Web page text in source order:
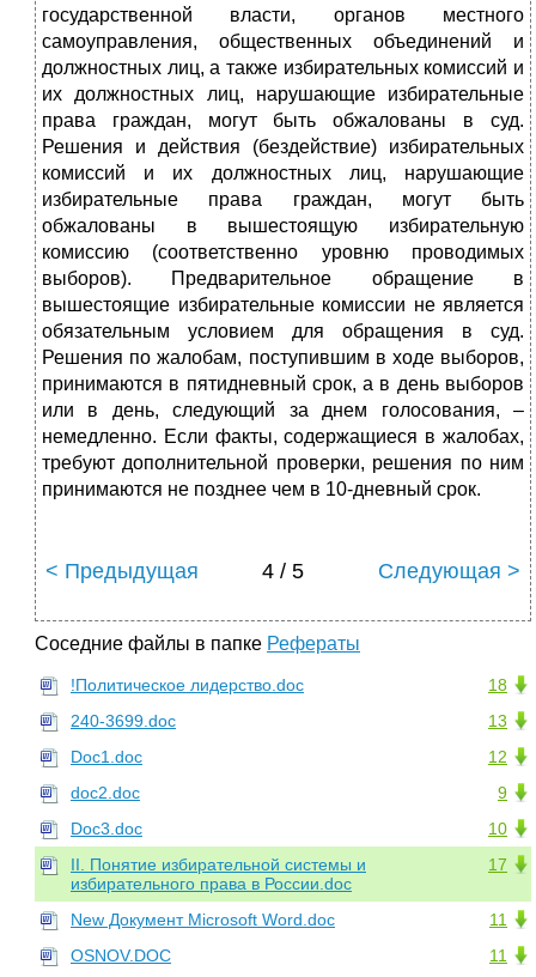
государственной власти, органов местного
самоуправления, общественных объединений и
должностных лиц, а также избирательных комиссий и
их должностных лиц, нарушающие избирательные
права граждан, могут быть обжалованы в суд.
Решения и действия (бездействие) избирательных
комиссий и их должностных лиц, нарушающие
избирательные права граждан, могут быть
обжалованы в вышестоящую избирательную
комиссию (соответственно уровню проводимых
выборов). Предварительное обращение в
вышестоящие избирательные комиссии не является
обязательным условием для обращения в суд.
Решения по жалобам, поступившим в ходе выборов,
принимаются в пятидневный срок, а в день выборов
или в день, следующий за днем голосования, –
немедленно. Если факты, содержащиеся в жалобах,
требуют дополнительной проверки, решения по ним
принимаются не позднее чем в 10-дневный срок.
< Предыдущая 4 / 5 Следующая >
Соседние файлы в папке Рефераты
18
!Политическое лидерство.doc
13
240-3699.doc
12
Doc1.doc
9
doc2.doc
10
Doc3.doc
17
II. Понятие избирательной системы и
избирательного права в России.doc
11
New Документ Microsoft Word.doc
11
OSNOV.DOC